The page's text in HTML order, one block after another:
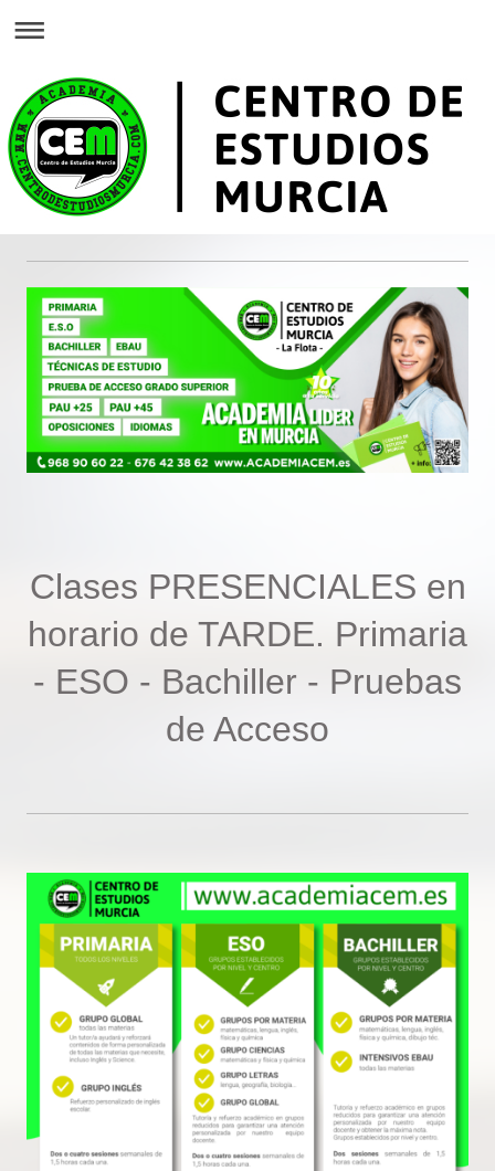
Clases PRESENCIALES en
horario de TARDE. Primaria
- ESO - Bachiller - Pruebas
de Acceso